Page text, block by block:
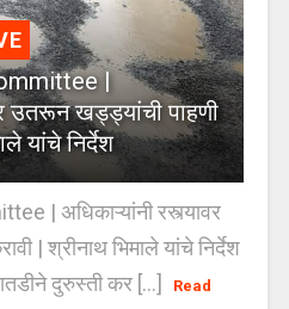
|
उतरून खड्ड्यांची पाहणी
यांचे निर्देश
| अधिकाऱ्यांनी रस्त्यावर
| श्रीनाथ भिमाले यांचे निर्देश
दुरुस्ती कर [...]
Read